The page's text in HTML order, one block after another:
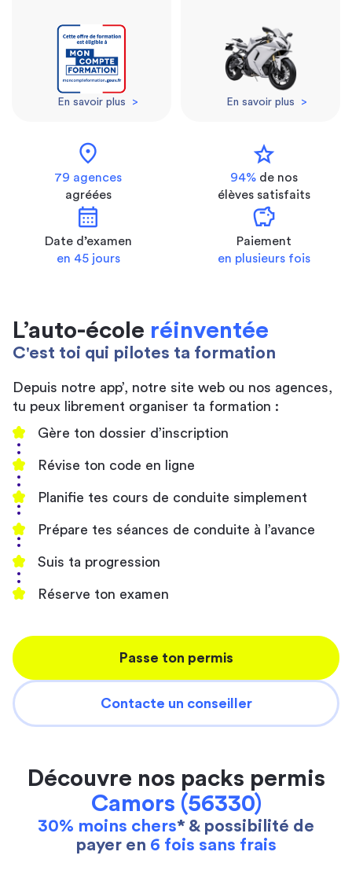
En savoir plus > En savoir plus >
location_on
79 agences
agréées
star
94% de nos
élèves satisfaits
calendar_month
Date d’examen
en 45 jours
savings
Paiement
en plusieurs fois
L’auto-école réinventée
C'est toi qui pilotes ta formation
Depuis notre app’, notre site web ou nos agences,
tu peux librement organiser ta formation :
Gère ton dossier d’inscription
Révise ton code en ligne
Planifie tes cours de conduite simplement
Prépare tes séances de conduite à l’avance
Suis ta progression
Réserve ton examen
Passe ton permis
Contacte un conseiller
Découvre nos packs permis
Camors (56330)
30% moins chers* & possibilité de
payer en 6 fois sans frais